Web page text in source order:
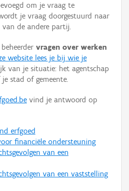
om je vraag te
je vraag doorgestuurd naar
van de andere partij.
vragen over werken
website lees je bij wie je
van je situatie: het agentschap
stad of gemeente.
vind je antwoord op
erfgoed
financiële ondersteuning
van een
van een vaststelling